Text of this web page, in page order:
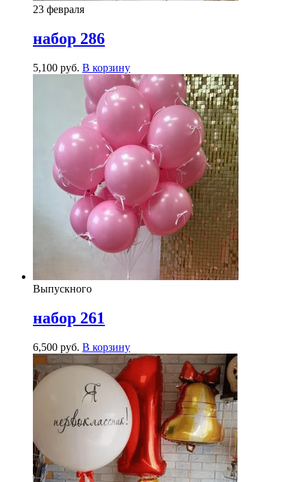
23 февраля
набор 286
5,100 руб. В корзину
Выпускного
набор 261
6,500 руб. В корзину